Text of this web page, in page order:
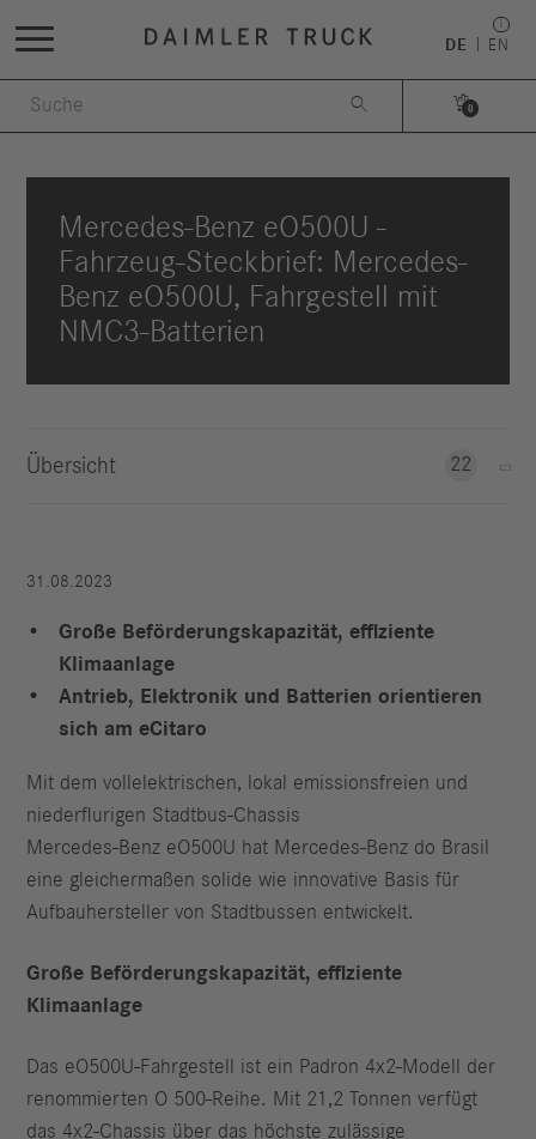
DE EN
 
0
Mercedes-Benz eO500U -
Fahrzeug-Steckbrief: Mercedes-
Benz eO500U, Fahrgestell mit
NMC3-Batterien
Übersicht 22
31.08.2023
Große Beförderungskapazität, effiziente
Klimaanlage
Antrieb, Elektronik und Batterien orientieren
sich am eCitaro
Mit dem vollelektrischen, lokal emissionsfreien und
niederflurigen Stadtbus-Chassis
Mercedes‑Benz eO500U hat Mercedes‑Benz do Brasil
eine gleichermaßen solide wie innovative Basis für
Aufbauhersteller von Stadtbussen entwickelt.
Große Beförderungskapazität, effiziente
Klimaanlage
Das eO500U-Fahrgestell ist ein Padron 4x2-Modell der
renommierten O 500-Reihe. Mit 21,2 Tonnen verfügt
das 4x2‑Chassis über das höchste zulässige